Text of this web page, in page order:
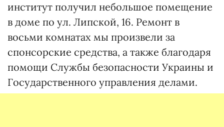
институт получил небольшое помещение
в доме по ул. Липской, 16. Ремонт в
восьми комнатах мы произвели за
спонсорские средства, а также благодаря
помощи Службы безопасности Украины и
Государственного управления делами.